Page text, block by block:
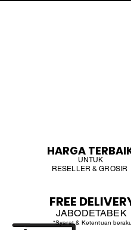
HARGA
UNTUK
RESELLER & GROSIR
*Syarat & Ketentuan
JABODETABEK
FREE